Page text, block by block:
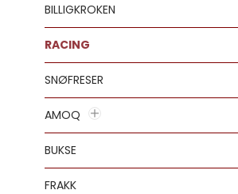
BILLIGKROKEN
RACING
SNØFRESER
AMOQ
BUKSE
FRAKK